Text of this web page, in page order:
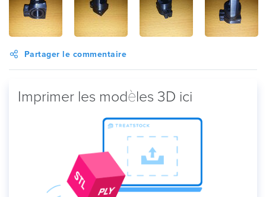
Partager le commentaire
Imprimer les modèles 3D ici